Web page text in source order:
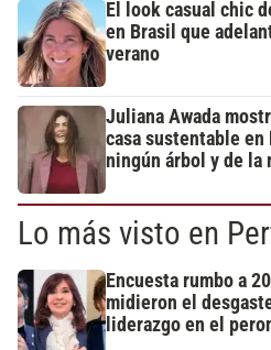
El look casual chic
en Brasil que
verano
Juliana Awada
casa sustentable
ningún árbol y de la
Lo más visto en
Encuesta rumbo a
midieron el
liderazgo en el